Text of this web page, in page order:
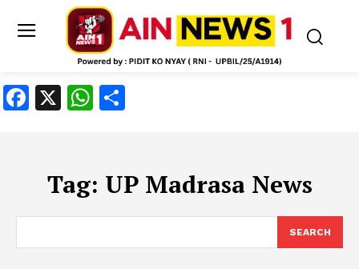
Facebook
X WhatsApp
Tag: UP Madrasa News
SEARCH